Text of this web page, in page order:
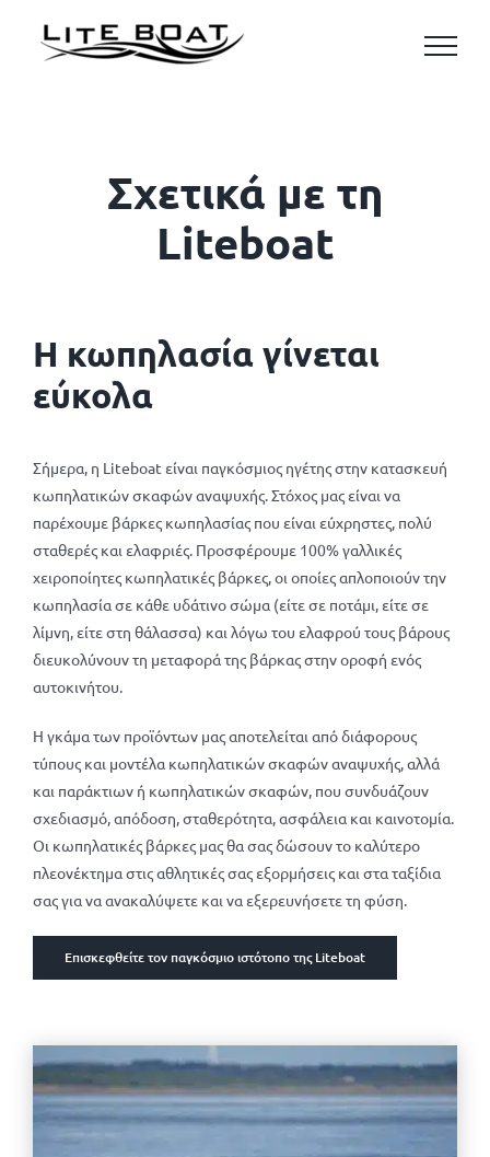
content
Σχετικά με τη
Liteboat
Η κωπηλασία γίνεται
εύκολα
Σήμερα, η Liteboat είναι παγκόσμιος ηγέτης στην κατασκευή
κωπηλατικών σκαφών αναψυχής. Στόχος μας είναι να
παρέχουμε βάρκες κωπηλασίας που είναι εύχρηστες, πολύ
σταθερές και ελαφριές. Προσφέρουμε 100% γαλλικές
χειροποίητες κωπηλατικές βάρκες, οι οποίες απλοποιούν την
κωπηλασία σε κάθε υδάτινο σώμα (είτε σε ποτάμι, είτε σε
λίμνη, είτε στη θάλασσα) και λόγω του ελαφρού τους βάρους
διευκολύνουν τη μεταφορά της βάρκας στην οροφή ενός
αυτοκινήτου.
Η γκάμα των προϊόντων μας αποτελείται από διάφορους
τύπους και μοντέλα κωπηλατικών σκαφών αναψυχής, αλλά
και παράκτιων ή κωπηλατικών σκαφών, που συνδυάζουν
σχεδιασμό, απόδοση, σταθερότητα, ασφάλεια και καινοτομία.
Οι κωπηλατικές βάρκες μας θα σας δώσουν το καλύτερο
πλεονέκτημα στις αθλητικές σας εξορμήσεις και στα ταξίδια
σας για να ανακαλύψετε και να εξερευνήσετε τη φύση.
Επισκεφθείτε τον παγκόσμιο ιστότοπο της Liteboat